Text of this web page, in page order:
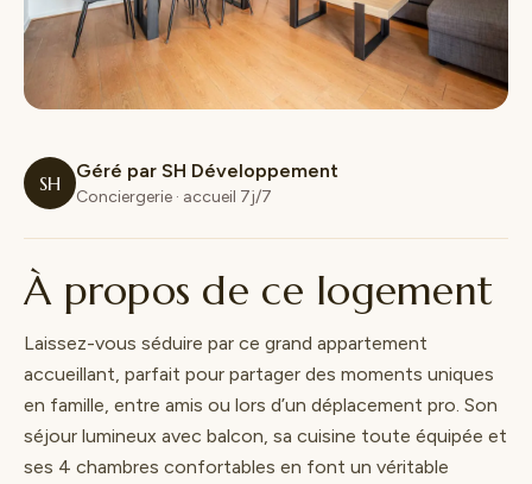
SH
Géré par SH Développement
Conciergerie · accueil 7j/7
À propos de ce logement
Laissez-vous séduire par ce grand appartement
accueillant, parfait pour partager des moments uniques
en famille, entre amis ou lors d’un déplacement pro. Son
séjour lumineux avec balcon, sa cuisine toute équipée et
ses 4 chambres confortables en font un véritable